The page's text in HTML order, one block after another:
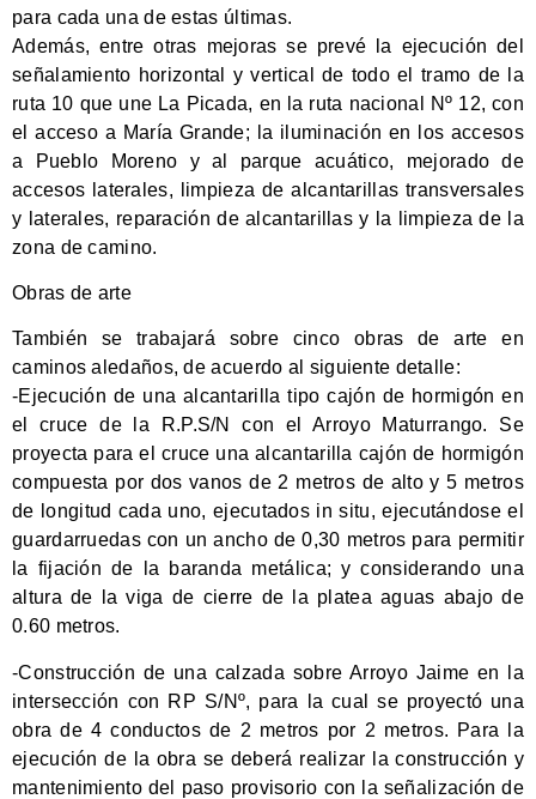
para cada una de estas últimas.
Además, entre otras mejoras se prevé la ejecución del
señalamiento horizontal y vertical de todo el tramo de la
ruta 10 que une La Picada, en la ruta nacional Nº 12, con
el acceso a María Grande; la iluminación en los accesos
a Pueblo Moreno y al parque acuático, mejorado de
accesos laterales, limpieza de alcantarillas transversales
y laterales, reparación de alcantarillas y la limpieza de la
zona de camino.
Obras de arte
También se trabajará sobre cinco obras de arte en
caminos aledaños, de acuerdo al siguiente detalle:
-Ejecución de una alcantarilla tipo cajón de hormigón en
el cruce de la R.P.S/N con el Arroyo Maturrango. Se
proyecta para el cruce una alcantarilla cajón de hormigón
compuesta por dos vanos de 2 metros de alto y 5 metros
de longitud cada uno, ejecutados in situ, ejecutándose el
guardarruedas con un ancho de 0,30 metros para permitir
la fijación de la baranda metálica; y considerando una
altura de la viga de cierre de la platea aguas abajo de
0.60 metros.
-Construcción de una calzada sobre Arroyo Jaime en la
intersección con RP S/Nº, para la cual se proyectó una
obra de 4 conductos de 2 metros por 2 metros. Para la
ejecución de la obra se deberá realizar la construcción y
mantenimiento del paso provisorio con la señalización de